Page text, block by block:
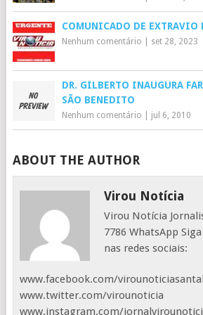
COMUNICADO DE EXTRAVIO
Nenhum comentário set 28, 2023
DR. GILBERTO INAUGURA
SÃO BENEDITO
Nenhum comentário jul 6, 2010
ABOUT THE AUTHOR
Virou Notícia
Virou Notícia
7786 WhatsApp
nas redes sociais:
www.facebook.com/
www.twitter.com/virounoticia
www.instagram.com/